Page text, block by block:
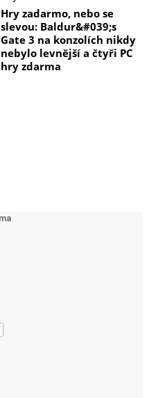
Hry zadarmo, nebo se
slevou: Baldur&#039;s
Gate 3 na konzolích nikdy
nebylo levnější a čtyři PC
hry zdarma